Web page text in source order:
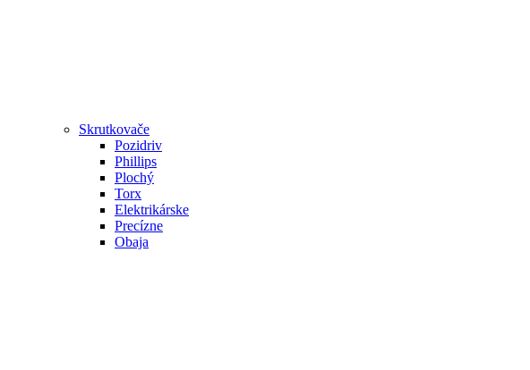
Skrutkovače
Pozidriv
Phillips
Plochý
Torx
Elektrikárske
Precízne
Obaja